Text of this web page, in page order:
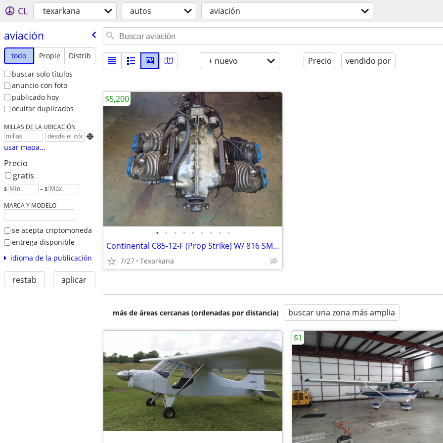
CL texarkana autos aviación
aviación
todo Propie
Distrib
buscar solo títulos
anuncio con foto
publicado hoy
ocultar duplicados
MILLAS DE LA UBICACIÓN

usar mapa...
Precio
gratis
$ – $
MARCA Y MODELO
se acepta criptomoneda
entrega disponible
idioma de la publicación
restab aplicar
+ nuevo Precio vendido por
• • • • • • • • •
Continental C85-12-F (Prop Strike) W/ 816 SMOH
7/27 Texarkana
$5,200
más de áreas cercanas (ordenadas por distancia) buscar una zona más amplia
$1